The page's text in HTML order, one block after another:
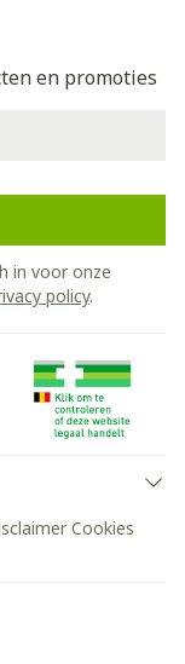
en promoties
in voor onze
policy.
Cookies